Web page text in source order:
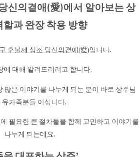
신의곁애(愛)에서 알아보는 상
할과 완장 착용 방향
후불제 상조 당신의곁애(愛)입니다.
에 대해 알려드리려고 합니다.
많은 이야기를 나누게 되는 분이 바로 상주님
유가족분들 이십니다.
필요한 큰 절차들을 함께 고민하고 이야기를
나누게 되는데요.